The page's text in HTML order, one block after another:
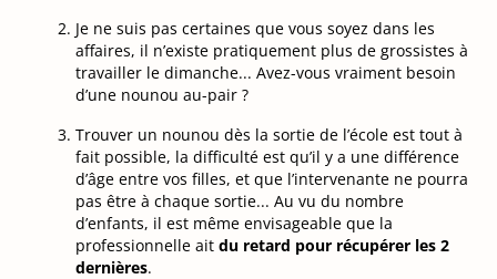
Je ne suis pas certaines que vous soyez dans les
affaires, il n’existe pratiquement plus de grossistes à
travailler le dimanche... Avez-vous vraiment besoin
d’une nounou au-pair ?
Trouver un nounou dès la sortie de l’école est tout à
fait possible, la difficulté est qu’il y a une différence
d’âge entre vos filles, et que l’intervenante ne pourra
pas être à chaque sortie... Au vu du nombre
d’enfants, il est même envisageable que la
professionnelle ait du retard pour récupérer les 2
dernières.